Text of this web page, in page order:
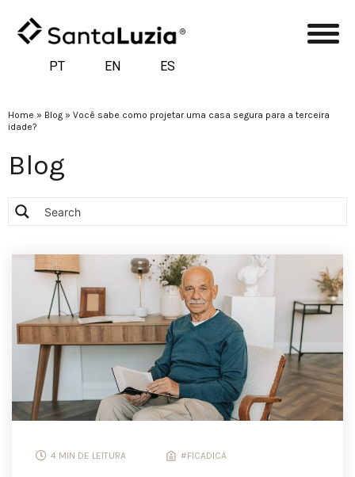
PT EN ES
Home » Blog » Você sabe como projetar uma casa segura para a terceira
idade?
Blog
4 MIN DE LEITURA #FICADICA